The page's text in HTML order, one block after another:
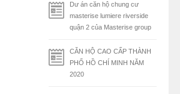
Dư án căn hộ chung cư
masterise lumiere riverside
quận 2 của Masterise group
CĂN HỘ CAO CẤP THÀNH
PHỐ HỒ CHÍ MINH NĂM
2020